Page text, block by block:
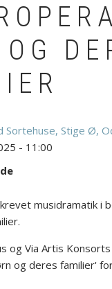
Sortehuse, Stige Ø,
- 11:00
musidramatik i
og Via Artis
og deres familier'